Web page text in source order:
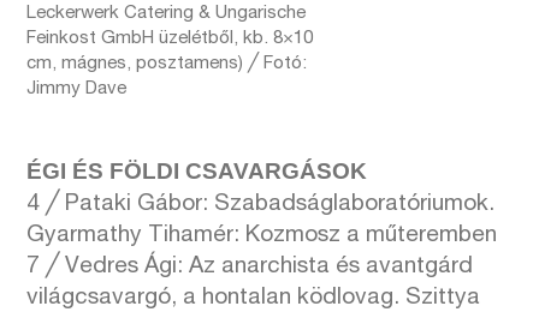
Leckerwerk Catering & Ungarische
Feinkost GmbH üzelétből, kb. 8×10
cm, mágnes, posztamens) ╱ Fotó:
Jimmy Dave
ÉGI ÉS FÖLDI CSAVARGÁSOK
4 ╱ Pataki Gábor: Szabadságlaboratóriumok.
Gyarmathy Tihamér: Kozmosz a műteremben
7 ╱ Vedres Ági: Az anarchista és avantgárd
világcsavargó, a hontalan ködlovag. Szittya